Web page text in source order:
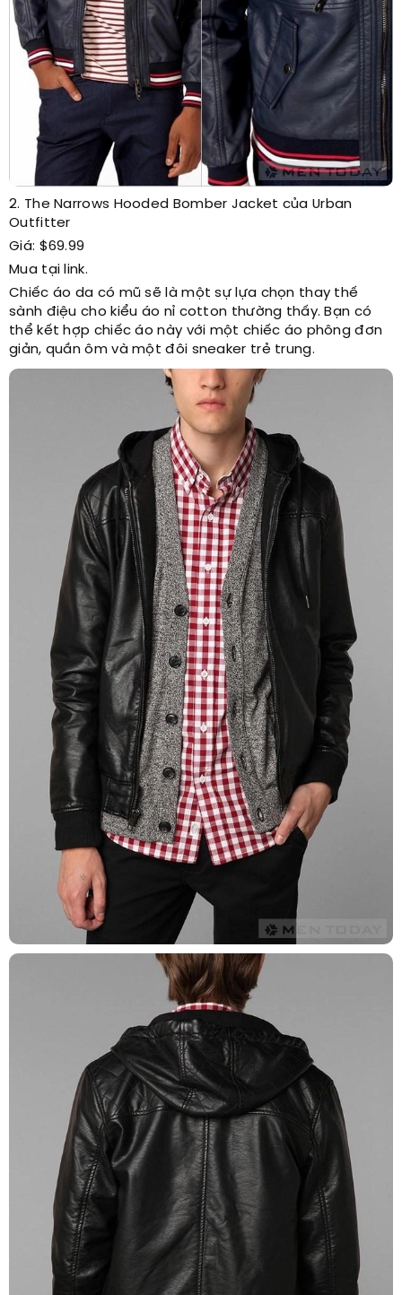
2. The Narrows Hooded Bomber Jacket của Urban
Outfitter
Giá: $69.99
Mua tại link.
Chiếc áo da có mũ sẽ là một sự lựa chọn thay thế
sành điệu cho kiểu áo nỉ cotton thường thấy. Bạn có
thể kết hợp chiếc áo này với một chiếc áo phông đơn
giản, quần ôm và một đôi sneaker trẻ trung.